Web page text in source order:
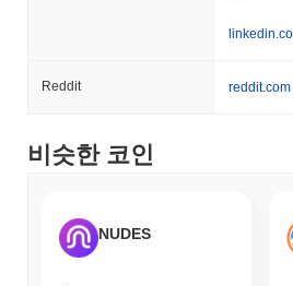
1.14%하
과 비교하여 PACK의 가격 움직임에서
Reddit reddit.com
비슷한 코인
NUDES